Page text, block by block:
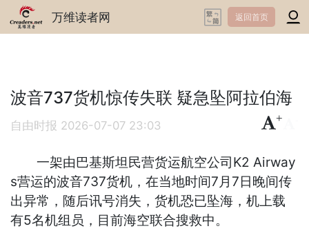
万维读者网 返回首页
波音737货机惊传失联 疑急坠阿拉伯海
自由时报 2026-07-07 23:03
+
一架由巴基斯坦民营货运航空公司K2 Airway
s营运的波音737货机，在当地时间7月7日晚间传
出异常，随后讯号消失，货机恐已坠海，机上载
有5名机组员，目前海空联合搜救中。